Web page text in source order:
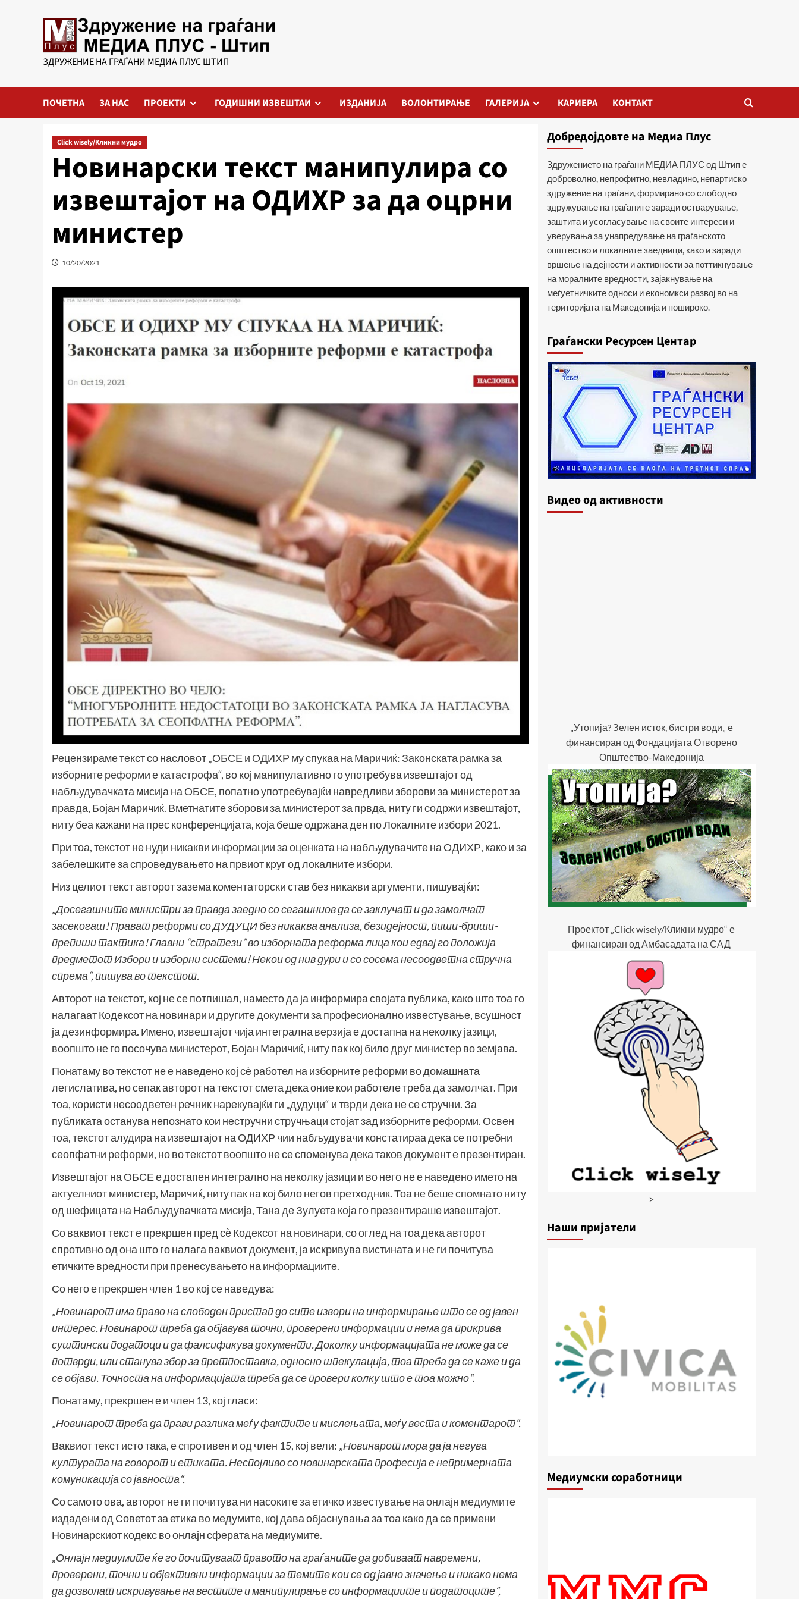
ЗДРУЖЕНИЕ НА ГРАЃАНИ МЕДИА ПЛУС ШТИП
ПОЧЕТНА ЗА НАС ПРОЕКТИ ГОДИШНИ ИЗВЕШТАИ ИЗДАНИЈА ВОЛОНТИРАЊЕ ГАЛЕРИЈА КАРИЕРА КОНТАКТ
Click wisely/Кликни мудро
Новинарски текст манипулира со
извештајот на ОДИХР за да оцрни
министер
10/20/2021
Рецензираме текст со насловот „ОБСЕ и ОДИХР му спукаа на Маричиќ: Законската рамка за
изборните реформи е катастрофа“, во кој манипулативно го употребува извештајот од
набљудувачката мисија на ОБСЕ, попатно употребувајќи навредливи зборови за министерот за
правда, Бојан Маричиќ. Вметнатите зборови за министерот за првда, ниту ги содржи извештајот,
ниту беа кажани на прес конференцијата, која беше одржана ден по Локалните избори 2021.
При тоа, текстот не нуди никакви информации за оценката на набљудувачите на ОДИХР, како и за
забелешките за спроведувањето на првиот круг од локалните избори.
Низ целиот текст авторот зазема коментаторски став без никакви аргументи, пишувајќи:
„Досегашните министри за правда заедно со сегашниов да се заклучат и да замолчат
засекогаш! Прават реформи со ДУДУЦИ без никаква анализа, безидејност, пиши-бриши-
препиши тактика! Главни “стратези” во изборната реформа лица кои едвај го положија
предметот Избори и изборни системи! Некои од нив дури и со сосема несоодветна стручна
спрема“, пишува во текстот.
Авторот на текстот, кој не се потпишал, наместо да ја информира својата публика, како што тоа го
налагаат Кодексот на новинари и другите документи за професионално известување, всушност
ја дезинформира. Имено, извештајотчија интегрална верзија е достапна на неколку јазици,
воопшто не го посочува министерот, Бојан Маричиќ, ниту пак кој било друг министер во земјава.
Понатаму во текстот не е наведено кој сѐ работел на изборните реформи во домашната
легислатива, но сепак авторот на текстот смета дека оние кои работеле треба да замолчат. При
тоа, користи несоодветен речник нарекувајќи ги „дудуци“ и тврди дека не се стручни. За
публиката останува непознато кои нестручни стручњаци стојат зад изборните реформи. Освен
тоа, текстот алудира на извештајот на ОДИХР чии набљудувачи констатираа дека се потребни
сеопфатни реформи, но во текстот воопшто не се споменува дека таков документ е презентиран.
Извештајот на ОБСЕ е достапен интегрално на неколку јазици и во него не е наведено името на
актуелниот министер, Маричиќ, ниту пак на кој било негов претходник. Тоа не беше спомнато ниту
од шефицата на Набљудувачката мисија, Тана де Зулуета која го презентираше извештајот.
Со ваквиот текст е прекршен пред сѐКодексот на новинари, со оглед на тоа дека авторот
спротивно од она што го налага ваквиот документ, ја искривува вистината и не ги почитува
етичките вредности при пренесувањето на информациите.
Со него е прекршен член 1 во кој се наведува:
„Новинарот има право на слободен пристап до сите извори на информирање што се од јавен
интерес. Новинарот треба да објавува точни, проверени информации и нема да прикрива
суштински податоци и да фалсификува документи. Доколку информацијата не може да се
потврди, или станува збор за претпоставка, односно шпекулација, тоа треба да се каже и да
се објави. Точноста на информацијата треба да се провери колку што е тоа можно“.
Понатаму, прекршен е и член 13, кој гласи:
„Новинарот треба да прави разлика меѓу фактите и мислењата, меѓу веста и коментарот“.
Ваквиот текст исто така, е спротивен и од член 15, кој вели: „Новинарот мора да ја негува
културата на говорот и етиката. Неспојливо со новинарската професија е непримерната
комуникација со јавноста“.
Со самото ова, авторот не ги почитува ни насоките за етичко известување на онлајн медиумите
издадени од Советот за етика во медумите, кој дава објаснувања за тоа како да се примени
Новинарскиот кодекс во онлајн сферата на медиумите.
„Онлајн медиумите ќе го почитуваат правото на граѓаните да добиваат навремени,
проверени, точни и објективни информации за темите кои се од јавно значење и никако нема
да дозволат искривување на вестите и манипулирање со информациите и податоците“,
Добредојдовте на Медиа Плус
Здружението на граѓани МЕДИА ПЛУС од Штип е
доброволно, непрофитно, невладино, непартиско
здружение на граѓани, формирано со слободно
здружување на граѓаните заради остварување,
заштита и усогласување на своите интереси и
уверувања за унапредување на граѓанското
општество и локалните заедници, како и заради
вршење на дејности и активности за поттикнување
на моралните вредности, зајакнување на
меѓуетничките односи и економкси развој во на
територијата на Македонија и пошироко.
Граѓански Ресурсен Центар
Видеo од активности
„Утопија? Зелен исток, бистри води„ е
финансиран од Фондацијата Отворено
Општество-Македонија
Проектот „Click wisely/Кликни мудро“ е
финансиран од Амбасадата на САД
>
Наши пријатели
Медиумски соработници